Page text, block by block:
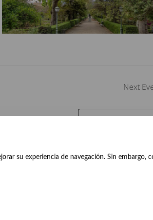
su experiencia de navegación. Sin embargo,
Next